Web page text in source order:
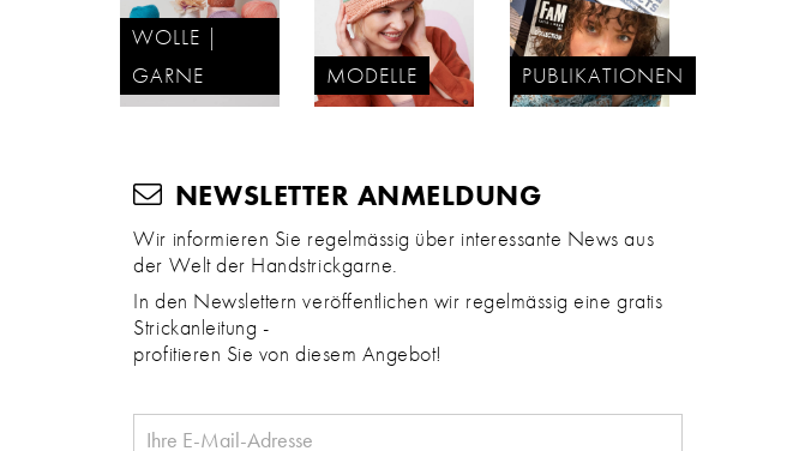
WOLLE |
GARNE
MODELLE PUBLIKATIONEN
NEWSLETTER ANMELDUNG
Wir informieren Sie regelmässig über interessante News aus
der Welt der Handstrickgarne.
In den Newslettern veröffentlichen wir regelmässig eine gratis
Strickanleitung -
profitieren Sie von diesem Angebot!